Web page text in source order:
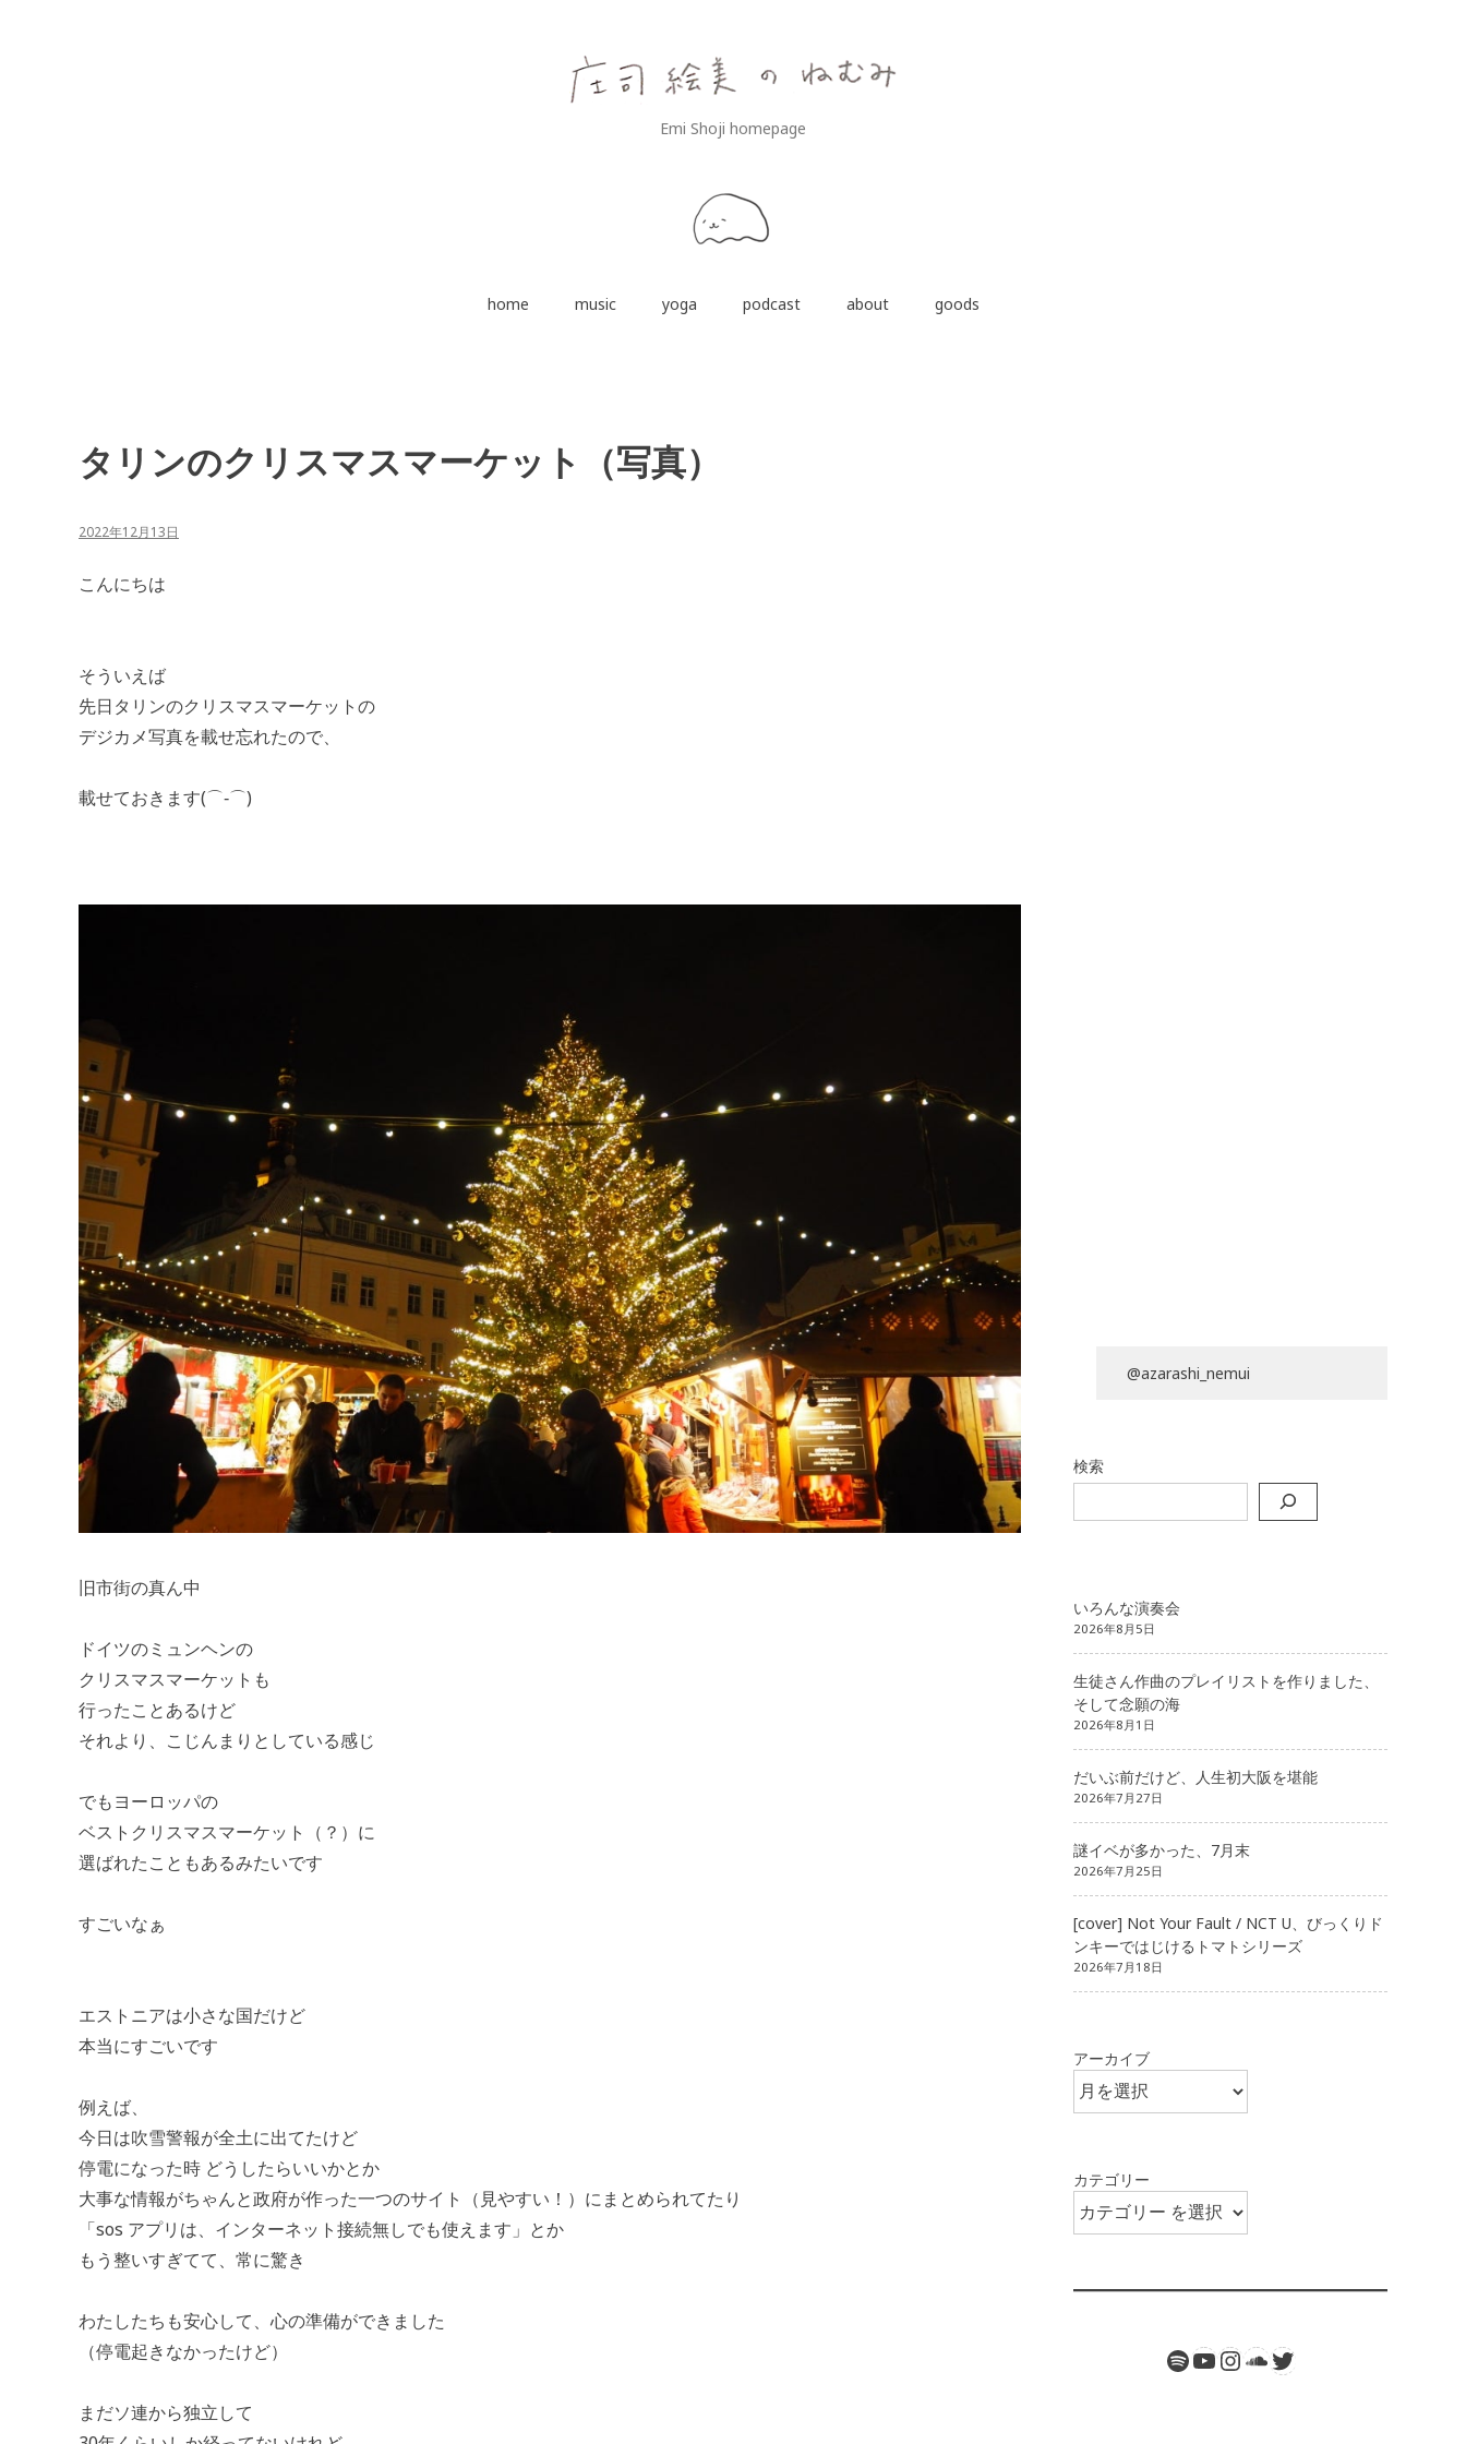
Emi Shoji homepage
home music yoga podcast about goods
タリンのクリスマスマーケット（写真）
2022年12月13日
こんにちは
そういえば
先日タリンのクリスマスマーケットの
デジカメ写真を載せ忘れたので、
載せておきます(⌒‐⌒)
旧市街の真ん中
ドイツのミュンヘンの
クリスマスマーケットも
行ったことあるけど
それより、こじんまりとしている感じ
でもヨーロッパの
ベストクリスマスマーケット（？）に
選ばれたこともあるみたいです
すごいなぁ
エストニアは小さな国だけど
本当にすごいです
例えば、
今日は吹雪警報が全土に出てたけど
停電になった時 どうしたらいいかとか
大事な情報がちゃんと政府が作った一つのサイト（見やすい！）にまとめられてたり
「sos アプリは、インターネット接続無しでも使えます」とか
もう整いすぎてて、常に驚き
わたしたちも安心して、心の準備ができました
（停電起きなかったけど）
まだソ連から独立して
@azarashi_nemui
検索
いろんな演奏会
2026年8月5日
生徒さん作曲のプレイリストを作りました、
そして念願の海
2026年8月1日
だいぶ前だけど、人生初大阪を堪能
2026年7月27日
謎イベが多かった、7月末
2026年7月25日
[cover] Not Your Fault / NCT U、びっくりド
ンキーではじけるトマトシリーズ
2026年7月18日
アーカイブ
カテゴリー
Spotify
YouTube
Instagram
SoundCloud
Twitter